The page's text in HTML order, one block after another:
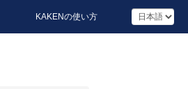
KAKENの使い方